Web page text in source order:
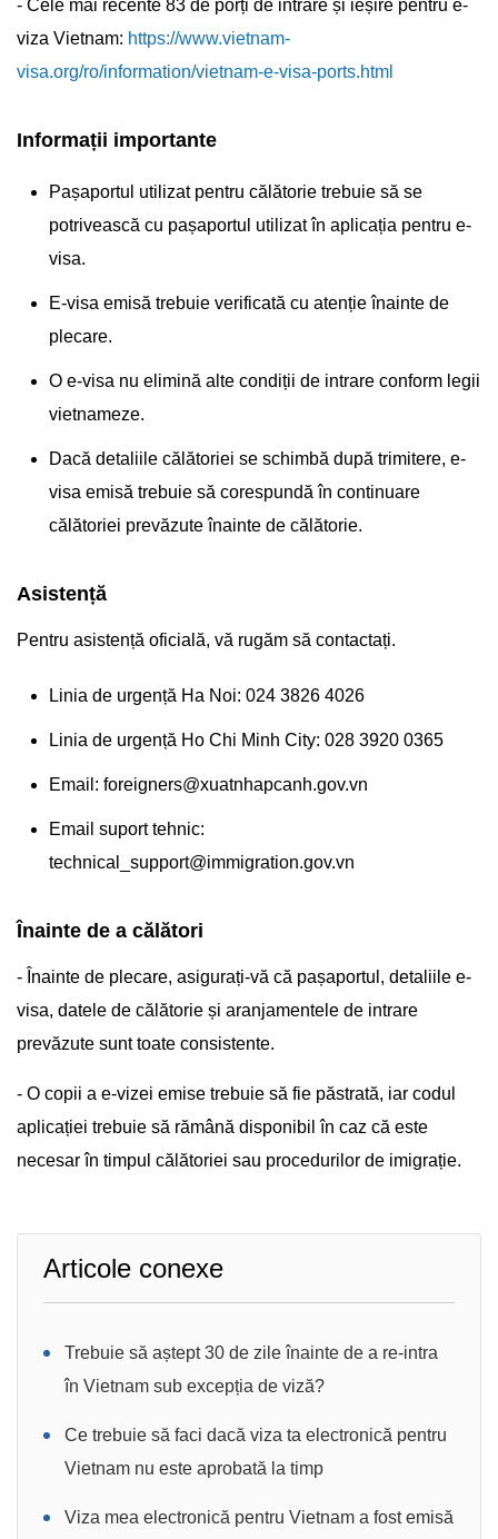
- Cele mai recente 83 de porți de intrare și ieșire pentru e-
viza Vietnam: https://www.vietnam-
visa.org/ro/information/vietnam-e-visa-ports.html
Informații importante
Pașaportul utilizat pentru călătorie trebuie să se
potrivească cu pașaportul utilizat în aplicația pentru e-
visa.
E-visa emisă trebuie verificată cu atenție înainte de
plecare.
O e-visa nu elimină alte condiții de intrare conform legii
vietnameze.
Dacă detaliile călătoriei se schimbă după trimitere, e-
visa emisă trebuie să corespundă în continuare
călătoriei prevăzute înainte de călătorie.
Asistență
Pentru asistență oficială, vă rugăm să contactați.
Linia de urgență Ha Noi: 024 3826 4026
Linia de urgență Ho Chi Minh City: 028 3920 0365
Email: foreigners@xuatnhapcanh.gov.vn
Email suport tehnic:
technical_support@immigration.gov.vn
Înainte de a călători
- Înainte de plecare, asigurați-vă că pașaportul, detaliile e-
visa, datele de călătorie și aranjamentele de intrare
prevăzute sunt toate consistente.
- O copii a e-vizei emise trebuie să fie păstrată, iar codul
aplicației trebuie să rămână disponibil în caz că este
necesar în timpul călătoriei sau procedurilor de imigrație.
Articole conexe
Trebuie să aștept 30 de zile înainte de a re-intra
în Vietnam sub excepția de viză?
Ce trebuie să faci dacă viza ta electronică pentru
Vietnam nu este aprobată la timp
Viza mea electronică pentru Vietnam a fost emisă